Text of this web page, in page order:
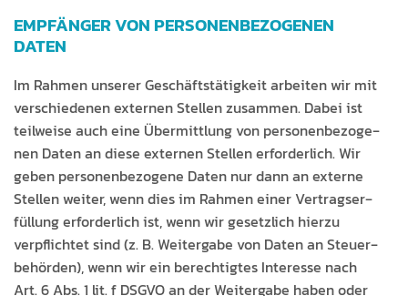
EMPFÄNGER VON PERSONENBEZOGENEN
DATEN
Im Rah­men unser­er Geschäft­stätigkeit arbeit­en wir mit
ver­schiede­nen exter­nen Stellen zusam­men. Dabei ist
teil­weise auch eine Über­mit­tlung von per­so­n­en­be­zo­ge­
nen Dat­en an diese exter­nen Stellen erforder­lich. Wir
geben per­so­n­en­be­zo­gene Dat­en nur dann an externe
Stellen weit­er, wenn dies im Rah­men ein­er Ver­tragser­
fül­lung erforder­lich ist, wenn wir geset­zlich hierzu
verpflichtet sind (z. B. Weit­er­gabe von Dat­en an Steuer­
be­hör­den), wenn wir ein berechtigtes Inter­esse nach
Art. 6 Abs. 1 lit. f DSGVO an der Weit­er­gabe haben oder